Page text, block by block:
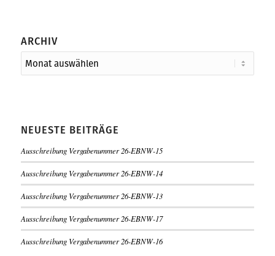
ARCHIV
NEUESTE BEITRÄGE
Ausschreibung Vergabenummer 26-EBNW-15
Ausschreibung Vergabenummer 26-EBNW-14
Ausschreibung Vergabenummer 26-EBNW-13
Ausschreibung Vergabenummer 26-EBNW-17
Ausschreibung Vergabenummer 26-EBNW-16